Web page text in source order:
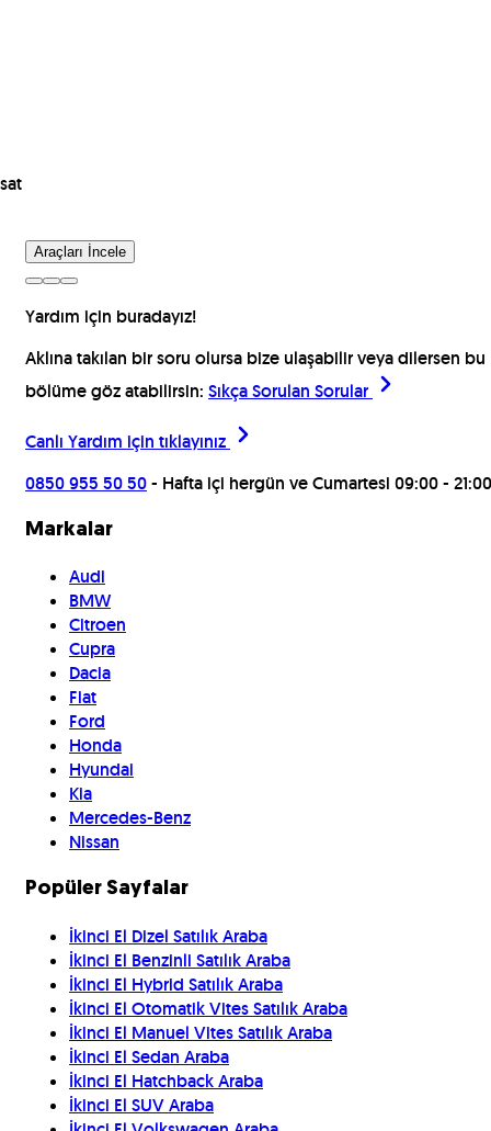
Araçları İncele
Yardım için buradayız!
Aklına takılan bir soru olursa bize ulaşabilir veya dilersen bu
bölüme göz atabilirsin: Sıkça Sorulan Sorular
Canlı Yardım için tıklayınız
0850 955 50 50- Hafta içi hergün ve Cumartesi 09:00 - 21:00
Markalar
Audi
BMW
Citroen
Cupra
Dacia
Fiat
Ford
Honda
Hyundai
Kia
Mercedes-Benz
Nissan
Popüler Sayfalar
İkinci El Dizel Satılık Araba
İkinci El Benzinli Satılık Araba
İkinci El Hybrid Satılık Araba
İkinci El Otomatik Vites Satılık Araba
İkinci El Manuel Vites Satılık Araba
İkinci El Sedan Araba
İkinci El Hatchback Araba
İkinci El SUV Araba